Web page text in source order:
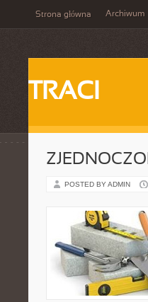
Strona główna Archiwum
TRACI
POSTED BY ADMIN